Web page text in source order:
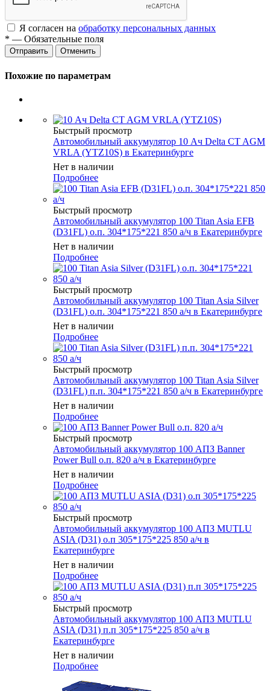
Я согласен на обработку персональных данных
* — Обязательные поля
Отменить
Похожие по параметрам
Быстрый просмотр
Автомобильный аккумулятор 10 Ач Delta CT AGM
VRLA (YTZ10S) в Екатеринбурге
Нет в наличии
Подробнее
Быстрый просмотр
Автомобильный аккумулятор 100 Titan Asia EFB
(D31FL) о.п. 304*175*221 850 а/ч в Екатеринбурге
Нет в наличии
Подробнее
Быстрый просмотр
Автомобильный аккумулятор 100 Titan Asia Silver
(D31FL) о.п. 304*175*221 850 а/ч в Екатеринбурге
Нет в наличии
Подробнее
Быстрый просмотр
Автомобильный аккумулятор 100 Titan Asia Silver
(D31FL) п.п. 304*175*221 850 а/ч в Екатеринбурге
Нет в наличии
Подробнее
Быстрый просмотр
Автомобильный аккумулятор 100 АПЗ Banner
Power Bull о.п. 820 а/ч в Екатеринбурге
Нет в наличии
Подробнее
Быстрый просмотр
Автомобильный аккумулятор 100 АПЗ MUTLU
ASIA (D31) о.п 305*175*225 850 а/ч в
Екатеринбурге
Нет в наличии
Подробнее
Быстрый просмотр
Автомобильный аккумулятор 100 АПЗ MUTLU
ASIA (D31) п.п 305*175*225 850 а/ч в
Екатеринбурге
Нет в наличии
Подробнее